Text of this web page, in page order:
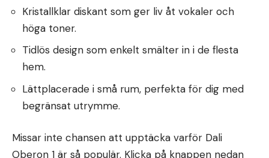
Kristallklar diskant som ger liv åt vokaler och
höga toner.
Tidlös design som enkelt smälter in i de flesta
hem.
Lättplacerade i små rum, perfekta för dig med
begränsat utrymme.
Missar inte chansen att upptäcka varför Dali
Oberon 1 är så populär. Klicka på knappen nedan